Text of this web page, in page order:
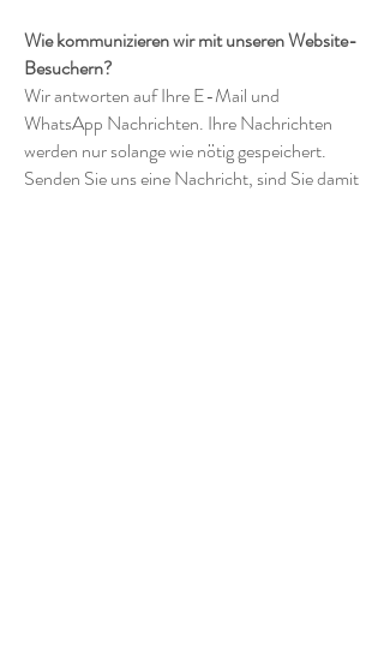
Wie kommunizieren wir mit unseren Website-
Besuchern?
Wir antworten auf Ihre E-Mail und
WhatsApp Nachrichten. Ihre Nachrichten
werden nur solange wie nötig gespeichert.
Senden Sie uns eine Nachricht, sind Sie damit